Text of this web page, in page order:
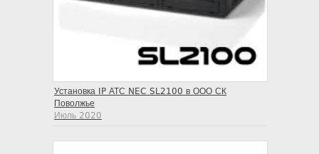
Установка IP АТС NEC SL2100 в ООО СК
Поволжье
Июль 2020